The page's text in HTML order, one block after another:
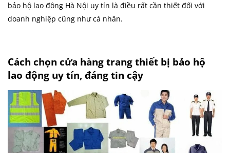
bảo hộ lao đông Hà Nội uy tín là điều rất cần thiết đối với
doanh nghiệp cũng như cá nhân.
Cách chọn cửa hàng trang thiết bị bảo hộ
lao động uy tín, đáng tin cậy